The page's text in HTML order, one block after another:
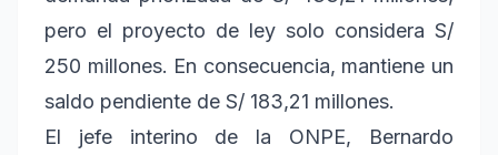
pero el proyecto de ley solo considera S/
250 millones. En consecuencia, mantiene un
saldo pendiente de S/ 183,21 millones.
El jefe interino de la ONPE, Bernardo